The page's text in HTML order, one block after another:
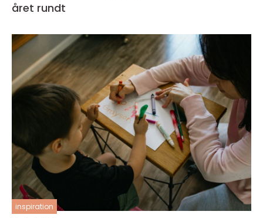
året rundt
inspiration